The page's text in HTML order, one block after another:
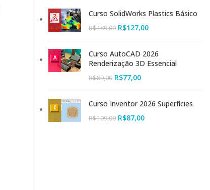
Curso SolidWorks Plastics Básico
R$189,00 R$127,00
Curso AutoCAD 2026
Renderização 3D Essencial
R$89,00 R$77,00
Curso Inventor 2026 Superfícies
R$109,00 R$87,00